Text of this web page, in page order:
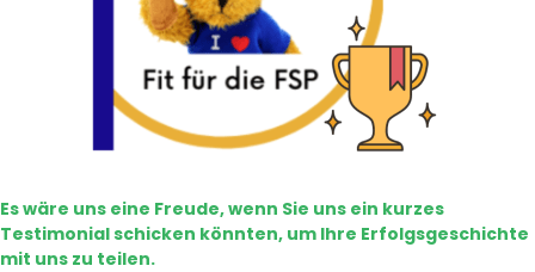
Es wäre uns eine Freude, wenn Sie uns ein kurzes
Testimonial schicken könnten, um Ihre Erfolgsgeschichte
mit uns zu teilen.